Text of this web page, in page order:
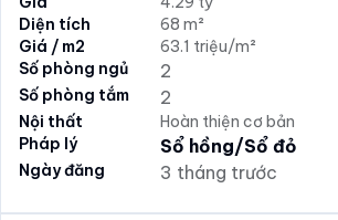
Diện tích
68 m²
Giá / m2
63.1 triệu/m²
Số phòng ngủ
2
Số phòng tắm 2
Nội thất
Hoàn thiện cơ bản
Pháp lý
Sổ hồng/Sổ đỏ
Ngày đăng 3 tháng trước